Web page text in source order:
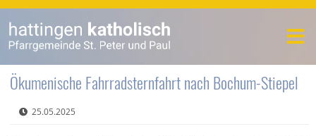
Ökumenische Fahrradsternfahrt nach Bochum-Stiepel
25.05.2025